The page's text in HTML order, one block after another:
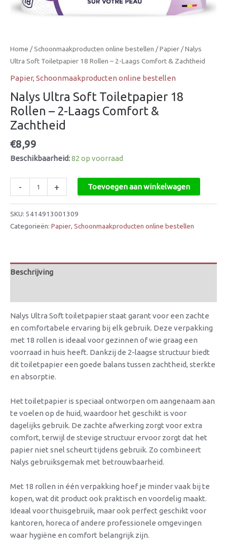
Home /Schoonmaakproducten online bestellen /Papier / Nalys
Ultra Soft Toiletpapier 18 Rollen – 2-Laags Comfort & Zachtheid
Papier, Schoonmaakproducten online bestellen
Nalys Ultra Soft Toiletpapier 18
Rollen – 2-Laags Comfort &
Zachtheid
€8,99
Beschikbaarheid:82 op voorraad
- + Toevoegen aan winkelwagen
SKU: 5414913001309
Categorieën: Papier, Schoonmaakproducten online bestellen
Beschrijving
Nalys Ultra Soft toiletpapier staat garant voor een zachte
en comfortabele ervaring bij elk gebruik. Deze verpakking
met 18 rollen is ideaal voor gezinnen of wie graag een
voorraad in huis heeft. Dankzij de 2-laagse structuur biedt
dit toiletpapier een goede balans tussen zachtheid, sterkte
en absorptie.
Het toiletpapier is speciaal ontworpen om aangenaam aan
te voelen op de huid, waardoor het geschikt is voor
dagelijks gebruik. De zachte afwerking zorgt voor extra
comfort, terwijl de stevige structuur ervoor zorgt dat het
papier niet snel scheurt tijdens gebruik. Zo combineert
Nalys gebruiksgemak met betrouwbaarheid.
Met 18 rollen in één verpakking hoef je minder vaak bij te
kopen, wat dit product ook praktisch en voordelig maakt.
Ideaal voor thuisgebruik, maar ook perfect geschikt voor
kantoren, horeca of andere professionele omgevingen
waar hygiëne en comfort belangrijk zijn.